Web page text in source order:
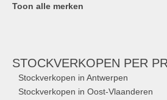
Toon alle merken
STOCKVERKOPEN PER
Stockverkopen in Antwerpen
Stockverkopen in Oost-Vlaanderen